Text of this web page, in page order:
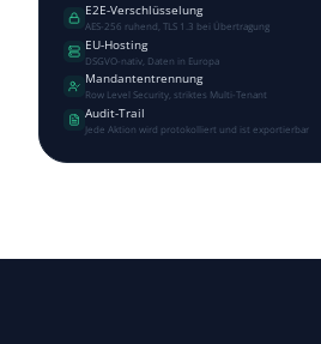
E2E-Verschlüsselung
AES-256 ruhend, TLS 1.3 bei Übertragung
EU-Hosting
DSGVO-nativ, Daten in Europa
Mandantentrennung
Row Level Security, striktes Multi-Tenant
Audit-Trail
Jede Aktion wird protokolliert und ist exportierbar